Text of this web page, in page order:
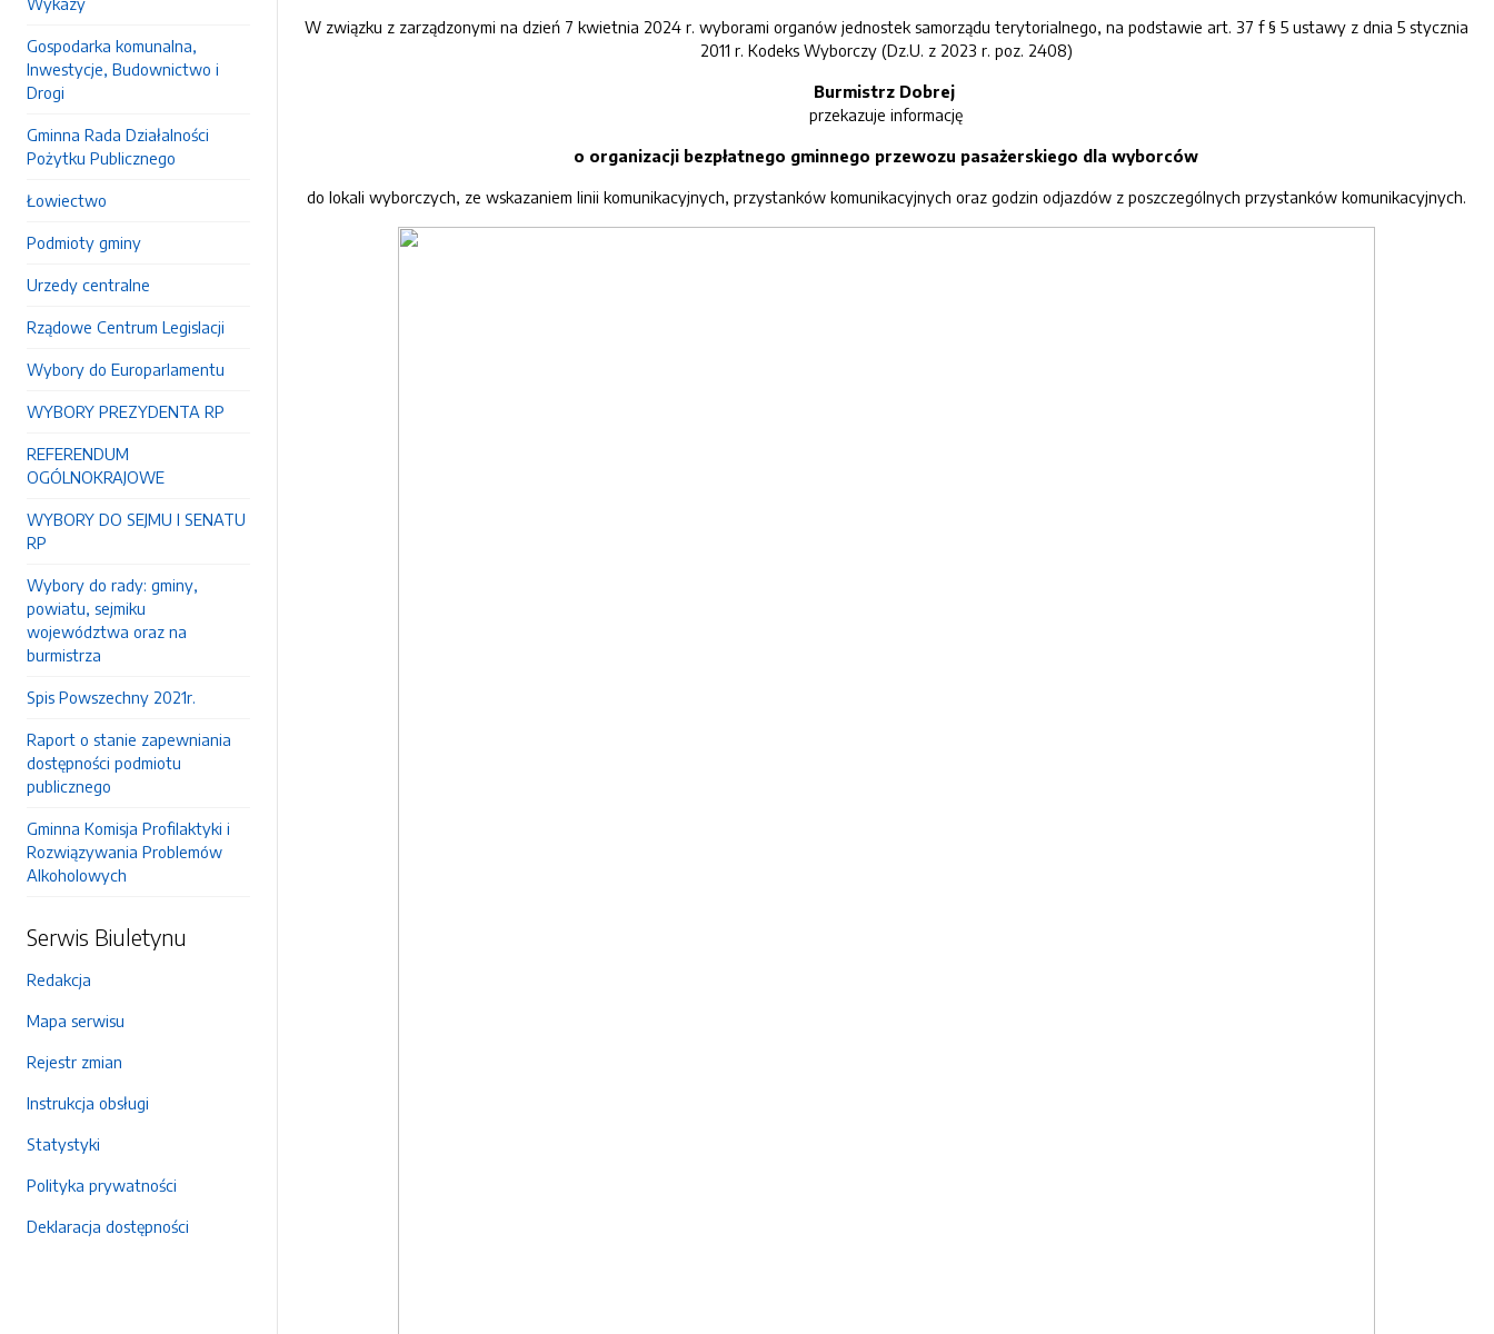
Gospodarka komunalna,
Inwestycje, Budownictwo i
Drogi
Gminna Rada Działalności
Pożytku Publicznego
Łowiectwo
Podmioty gminy
Urzedy centralne
Rządowe Centrum Legislacji
Wybory do Europarlamentu
WYBORY PREZYDENTA RP
REFERENDUM
OGÓLNOKRAJOWE
WYBORY DO SEJMU I SENATU
RP
Wybory do rady: gminy,
powiatu, sejmiku
województwa oraz na
burmistrza
Spis Powszechny 2021r.
Raport o stanie zapewniania
dostępności podmiotu
publicznego
Gminna Komisja Profilaktyki i
Rozwiązywania Problemów
Alkoholowych
Serwis Biuletynu
Redakcja
Mapa serwisu
Rejestr zmian
Instrukcja obsługi
Statystyki
Polityka prywatności
Deklaracja dostępności
W związku z zarządzonymi na dzień 7 kwietnia 2024 r. wyborami organów jednostek samorządu terytorialnego, na podstawie art. 37 f § 5 ustawy z dnia 5 stycznia
2011 r. Kodeks Wyborczy (Dz.U. z 2023 r. poz. 2408)
Burmistrz Dobrej
przekazuje informację
o organizacji bezpłatnego gminnego przewozu pasażerskiego dla wyborców
do lokali wyborczych, ze wskazaniem linii komunikacyjnych, przystanków komunikacyjnych oraz godzin odjazdów z poszczególnych przystanków komunikacyjnych.